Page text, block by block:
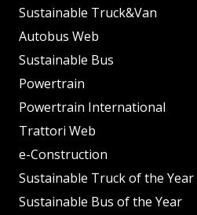
Sustainable Truck&Van
Autobus Web
Sustainable Bus
Powertrain
Powertrain International
Trattori Web
e-Construction
Sustainable Truck of the Year
Sustainable Bus of the Year